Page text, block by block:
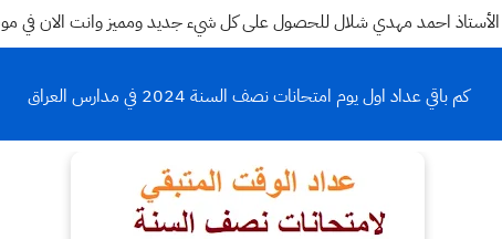
الأستاذ احمد مهدي شلال للحصول على كل شيء جديد ومميز وانت الان في
كم باقي عداد اول يوم امتحانات نصف السنة 2024 في مدارس العراق